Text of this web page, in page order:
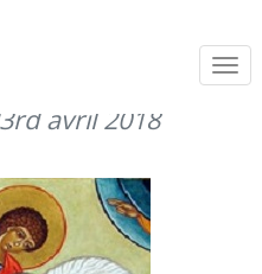
des cavaliers
avril 2018